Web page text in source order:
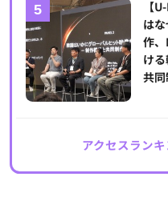
【
は
作
け
共
アクセスラン